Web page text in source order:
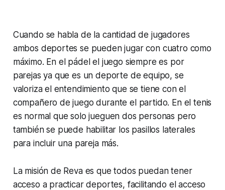
Cuando se habla de la cantidad de jugadores
ambos deportes se pueden jugar con cuatro como
máximo. En el pádel el juego siempre es por
parejas ya que es un deporte de equipo, se
valoriza el entendimiento que se tiene con el
compañero de juego durante el partido. En el tenis
es normal que solo jueguen dos personas pero
también se puede habilitar los pasillos laterales
para incluir una pareja más.
La misión de Reva es que todos puedan tener
acceso a practicar deportes, facilitando el acceso